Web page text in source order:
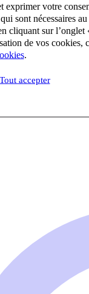
exprimer votre
sont nécessaires
sur l’onglet
de vos cookies,
.
accepter